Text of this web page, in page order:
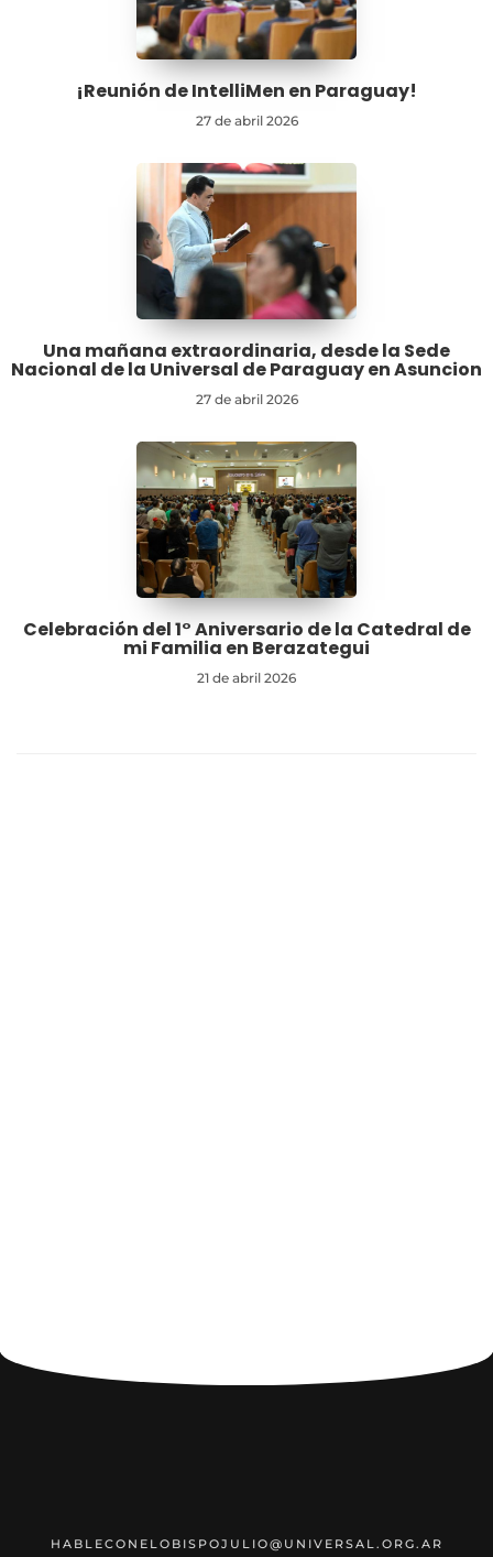
¡Reunión de IntelliMen en Paraguay!
27 de abril 2026
Una mañana extraordinaria, desde la Sede
Nacional de la Universal de Paraguay en Asuncion
27 de abril 2026
Celebración del 1° Aniversario de la Catedral de
mi Familia en Berazategui
21 de abril 2026
HABLECONELOBISPOJULIO@UNIVERSAL.ORG.AR